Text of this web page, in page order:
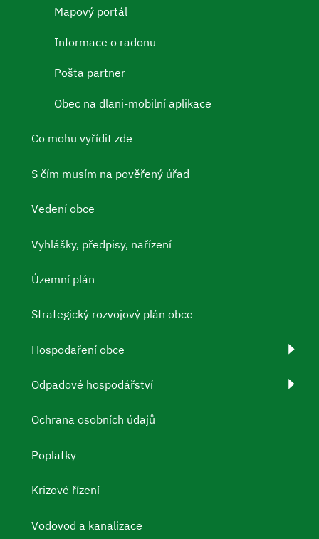
Mapový portál
Informace o radonu
Pošta partner
Obec na dlani-mobilní aplikace
Co mohu vyřídit zde
S čím musím na pověřený úřad
Vedení obce
Vyhlášky, předpisy, nařízení
Územní plán
Strategický rozvojový plán obce
Hospodaření obce
Odpadové hospodářství
Ochrana osobních údajů
Poplatky
Krizové řízení
Vodovod a kanalizace